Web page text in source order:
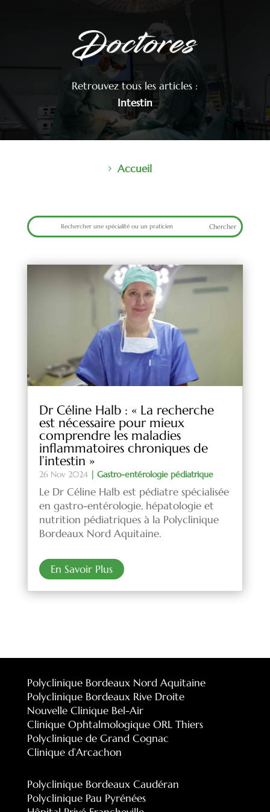
Retrouvez tous les articles :
Intestin
Accueil
Dr Céline Halb : « La recherche
est nécessaire pour mieux
comprendre les maladies
inflammatoires chroniques de
l’intestin »
26 Nov 2024| Gastro-entérologie pédiatrique
Le Dr Céline Halb est pédiatre spécialisée
en gastro-entérologie, hépatologie et
nutrition pédiatriques à la Polyclinique
Bordeaux Nord Aquitaine.
En Savoir Plus
Polyclinique Bordeaux Nord Aquitaine
Polyclinique Bordeaux Rive Droite
Nouvelle Clinique Bel-Air
Clinique Ophtalmologique ORL Thiers
Polyclinique de Grand Cognac
Clinique d’Arcachon
Polyclinique Bordeaux Caudéran
Polyclinique Pau Pyrénées